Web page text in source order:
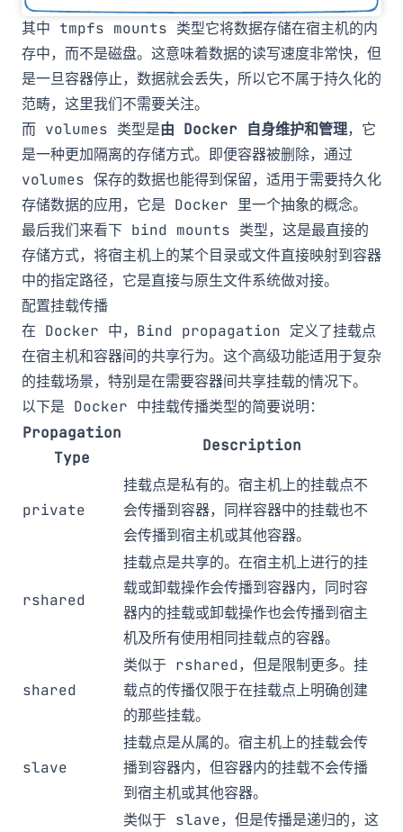
其中 tmpfs mounts 类型它将数据存储在宿主机的内
存中，而不是磁盘。这意味着数据的读写速度非常快，但
是一旦容器停止，数据就会丢失，所以它不属于持久化的
范畴，这里我们不需要关注。
而 volumes 类型是由 Docker 自身维护和管理，它
是一种更加隔离的存储方式。即便容器被删除，通过
volumes 保存的数据也能得到保留，适用于需要持久化
存储数据的应用，它是 Docker 里一个抽象的概念。
最后我们来看下 bind mounts 类型，这是最直接的
存储方式，将宿主机上的某个目录或文件直接映射到容器
中的指定路径，它是直接与原生文件系统做对接。
配置挂载传播
在 Docker 中，Bind propagation 定义了挂载点
在宿主机和容器间的共享行为。这个高级功能适用于复杂
的挂载场景，特别是在需要容器间共享挂载的情况下。
以下是 Docker 中挂载传播类型的简要说明：
Propagation
Type
Description
private
挂载点是私有的。宿主机上的挂载点不
会传播到容器，同样容器中的挂载也不
会传播到宿主机或其他容器。
rshared
挂载点是共享的。在宿主机上进行的挂
载或卸载操作会传播到容器内，同时容
器内的挂载或卸载操作也会传播到宿主
机及所有使用相同挂载点的容器。
shared
类似于 rshared，但是限制更多。挂
载点的传播仅限于在挂载点上明确创建
的那些挂载。
slave
挂载点是从属的。宿主机上的挂载会传
播到容器内，但容器内的挂载不会传播
到宿主机或其他容器。
类似于 slave，但是传播是递归的，这